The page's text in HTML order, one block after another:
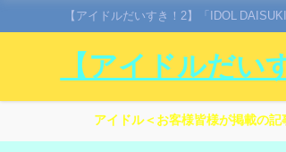
【アイドルだいすき！2】「IDOL DAISUKI
【アイドルだい
アイドル＜お客様皆様が掲載の